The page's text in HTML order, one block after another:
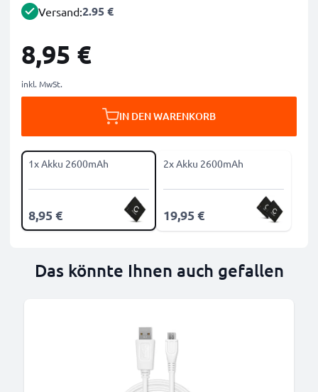
Versand:2.95 €
8,95 €
inkl. MwSt.
IN DEN WARENKORB
1x Akku 2600mAh
8,95 €
2x Akku 2600mAh
19,95 €
Das könnte Ihnen auch gefallen